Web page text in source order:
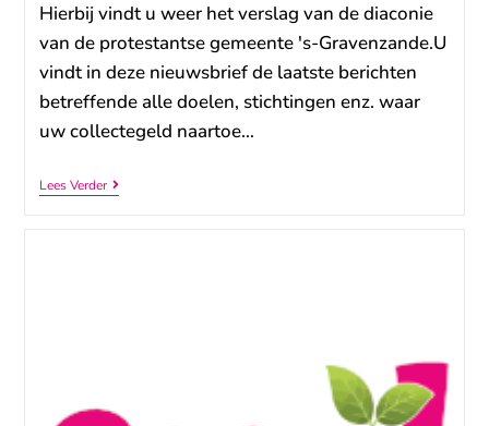
Hierbij vindt u weer het verslag van de diaconie
van de protestantse gemeente 's-Gravenzande.U
vindt in deze nieuwsbrief de laatste berichten
betreffende alle doelen, stichtingen enz. waar
uw collectegeld naartoe…
Lees Verder